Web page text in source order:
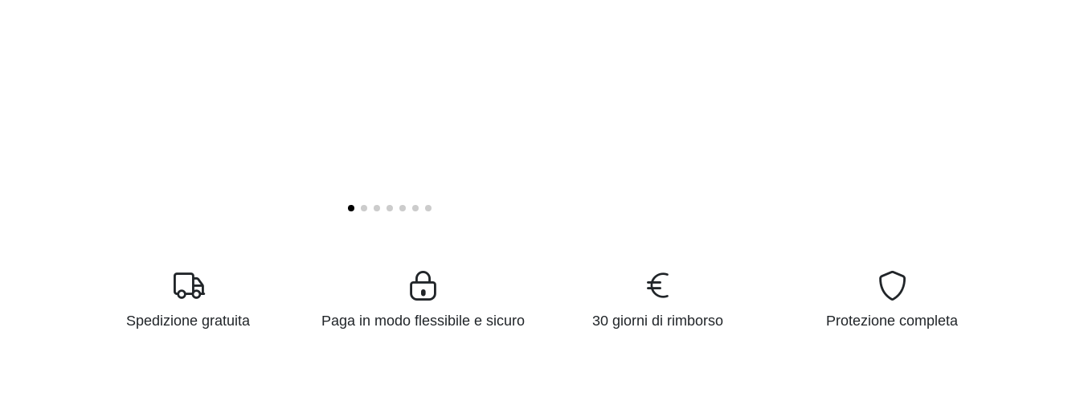
Spedizione gratuita Paga in modo flessibile e sicuro 30 giorni di rimborso Protezione completa